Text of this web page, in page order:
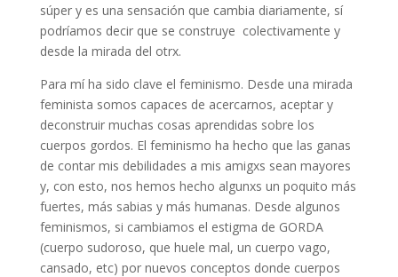
súper y es una sensación que cambia diariamente, sí
podríamos decir que se construye colectivamente y
desde la mirada del otrx.
Para mí ha sido clave el feminismo. Desde una mirada
feminista somos capaces de acercarnos, aceptar y
deconstruir muchas cosas aprendidas sobre los
cuerpos gordos. El feminismo ha hecho que las ganas
de contar mis debilidades a mis amigxs sean mayores
y, con esto, nos hemos hecho algunxs un poquito más
fuertes, más sabias y más humanas. Desde algunos
feminismos, si cambiamos el estigma de GORDA
(cuerpo sudoroso, que huele mal, un cuerpo vago,
cansado, etc) por nuevos conceptos donde cuerpos